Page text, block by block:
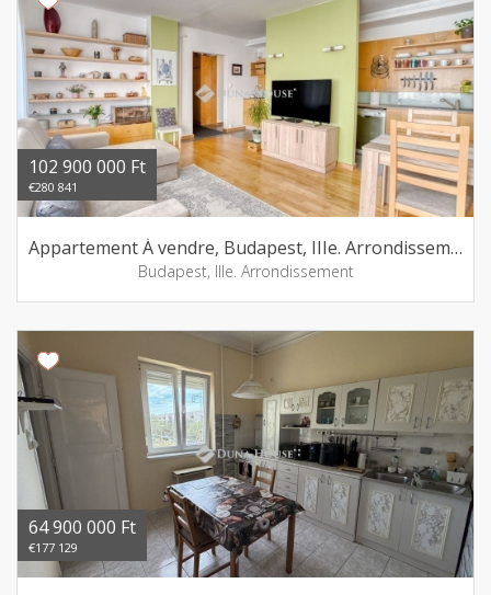
102 900 000 Ft
€280 841
Appartement Á vendre, Budapest, IIIe. Arrondissement
Budapest, IIIe. Arrondissement
64 900 000 Ft
€177 129